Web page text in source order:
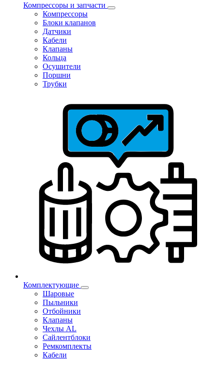
Компрессоры и запчасти
Компрессоры
Блоки клапанов
Датчики
Кабели
Клапаны
Кольца
Осушители
Поршни
Трубки
Комплектующие
Шаровые
Пыльники
Отбойники
Клапаны
Чехлы AL
Сайлентблоки
Ремкомплекты
Кабели